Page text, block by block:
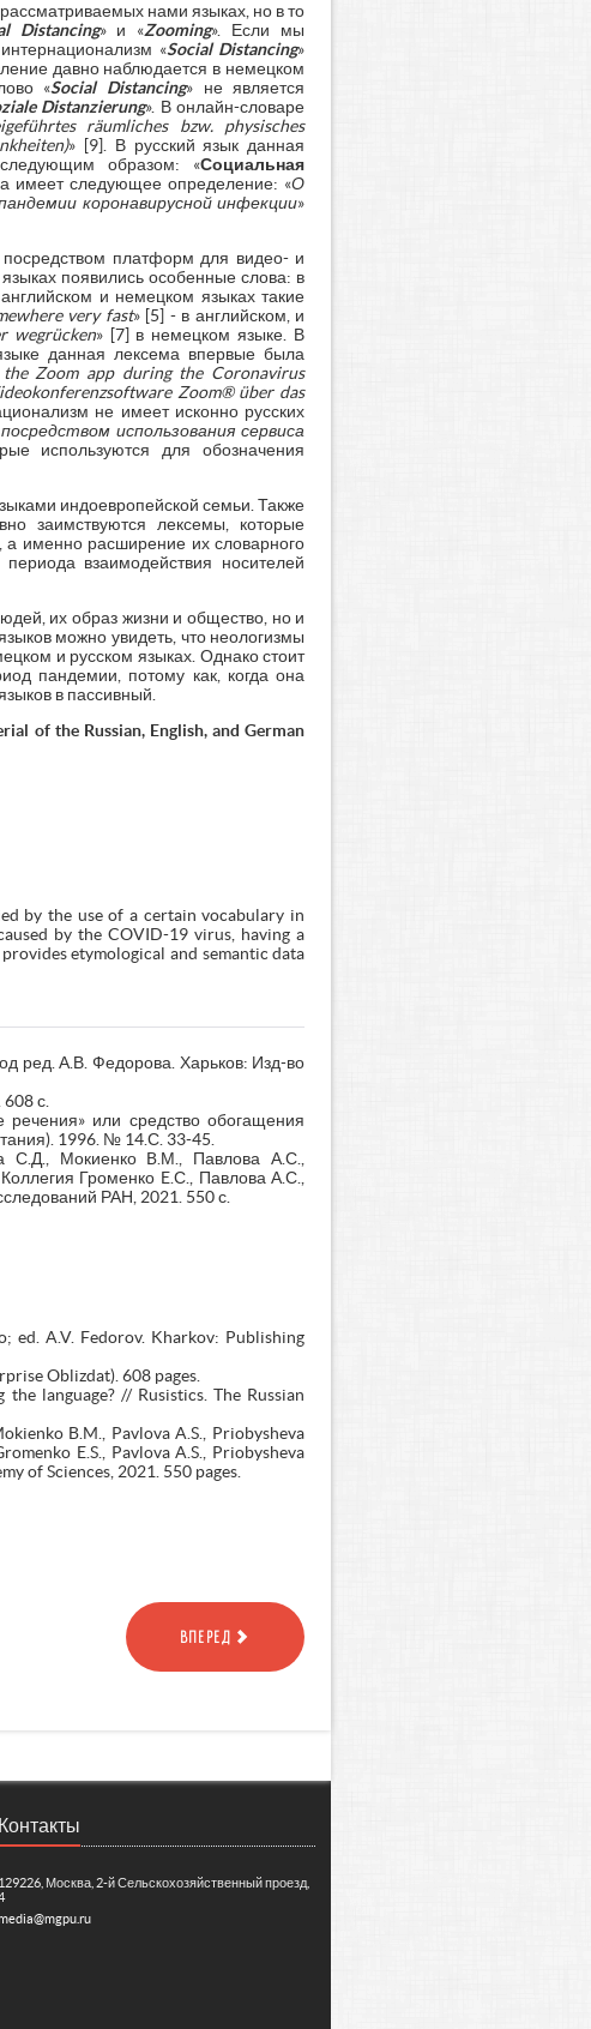
нами языках, но в то
Distancing» и «Zooming». Если мы
«Social Distancing»
давно наблюдается в немецком
«Social Distancing» не является
Distanzierung». В онлайн-словаре
räumliches bzw. physisches
» [9]. В русский язык данная
образом: «Социальная
имеет следующее определение: «О
коронавирусной инфекции»
посредством платформ для видео- и
появились особенные слова: в
и немецком языках такие
very fast» [5] - в английском, и
wegrücken» [7] в немецком языке. В
данная лексема впервые была
Zoom app during the Coronavirus
Zoom® über das
не имеет исконно русских
использования сервиса
используются для обозначения
индоевропейской семьи. Также
заимствуются лексемы, которые
а именно расширение их словарного
взаимодействия носителей
их образ жизни и общество, но и
можно увидеть, что неологизмы
и русском языках. Однако стоит
пандемии, потому как, когда она
в пассивный.
of the Russian, English, and German
by the use of a certain vocabulary in
by the COVID-19 virus, having a
etymological and semantic data
ред. А.В. Федорова. Харьков: Изд-во
с.
или средство обогащения
1996. № 14.С. 33-45.
С.Д., Мокиенко B.М., Павлова А.С.,
Громенко E.С., Павлова А.С.,
РАН, 2021. 550 с.
ed. A.V. Fedorov. Kharkov: Publishing
Oblizdat). 608 pages.
language? // Rusistics. The Russian
B.M., Pavlova A.S., Priobysheva
E.S., Pavlova A.S., Priobysheva
of Sciences, 2021. 550 pages.
ВПЕРЕД
Контакты
129226, Москва, 2-й Сельскохозяйственный проезд,